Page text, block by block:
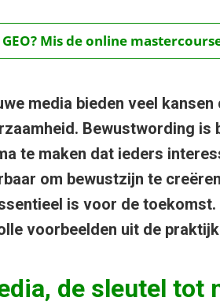
GEO? Mis de online
media bieden veel
Bewustwording is
te maken dat ieders
om bewustzijn te
is voor de
voorbeelden uit de
de sleutel tot